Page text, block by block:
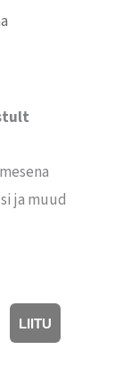
ja muud
LIITU